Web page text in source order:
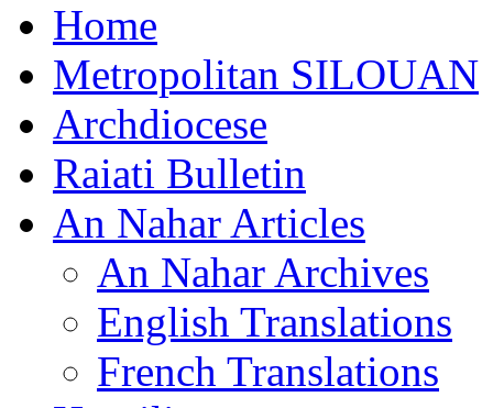
Home
Metropolitan SILOUAN
Archdiocese
Raiati Bulletin
An Nahar Articles
An Nahar Archives
English Translations
French Translations